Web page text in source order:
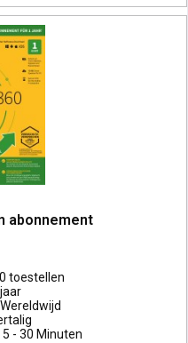
abonnement
toestellen
Wereldwijd
5 - 30 Minuten